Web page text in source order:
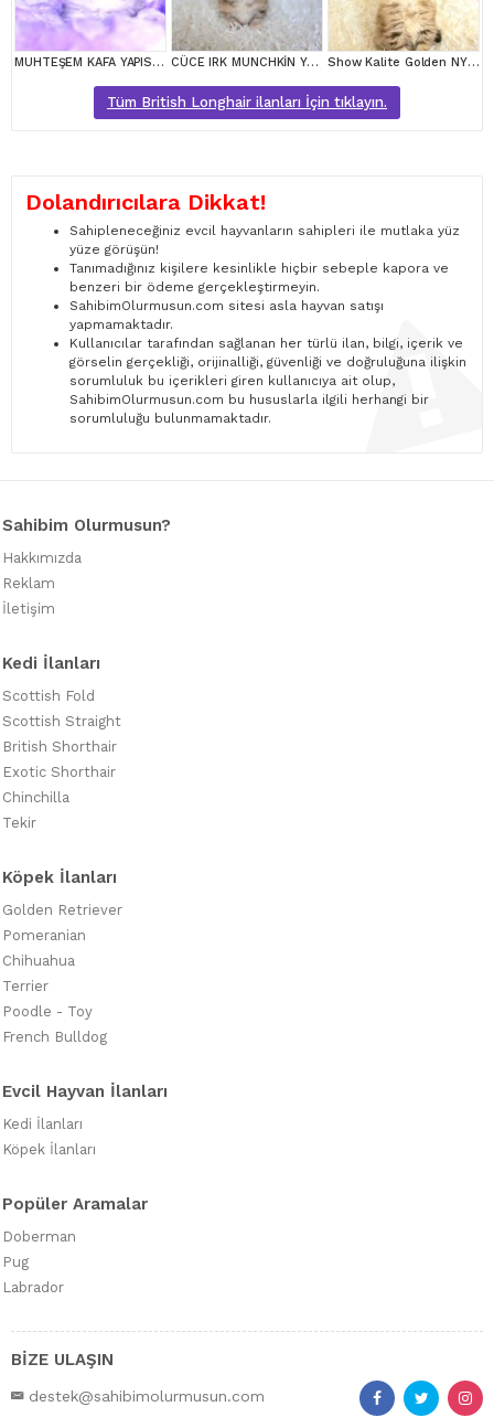
MUHTEŞEM KAFA YAPISINA SAHİP NS25 SİLVER BRİTİSH LONGHAİR CÜCE IRK MUNCHKİN YAVRUMUZ Show Kalite Golden NY25 British Longhair
Tüm British Longhair ilanları İçin tıklayın.
Dolandırıcılara Dikkat!
Sahipleneceğiniz evcil hayvanların sahipleri ile mutlaka yüz
yüze görüşün!
Tanımadığınız kişilere kesinlikle hiçbir sebeple kapora ve
benzeri bir ödeme gerçekleştirmeyin.
SahibimOlurmusun.com sitesi asla hayvan satışı
yapmamaktadır.
Kullanıcılar tarafından sağlanan her türlü ilan, bilgi, içerik ve
görselin gerçekliği, orijinalliği, güvenliği ve doğruluğuna ilişkin
sorumluluk bu içerikleri giren kullanıcıya ait olup,
SahibimOlurmusun.com bu hususlarla ilgili herhangi bir
sorumluluğu bulunmamaktadır.
Sahibim Olurmusun?
Hakkımızda
Reklam
İletişim
Kedi İlanları
Scottish Fold
Scottish Straight
British Shorthair
Exotic Shorthair
Chinchilla
Tekir
Köpek İlanları
Golden Retriever
Pomeranian
Chihuahua
Terrier
Poodle - Toy
French Bulldog
Evcil Hayvan İlanları
Kedi İlanları
Köpek İlanları
Popüler Aramalar
Doberman
Pug
Labrador
BİZE ULAŞIN
destek@sahibimolurmusun.com